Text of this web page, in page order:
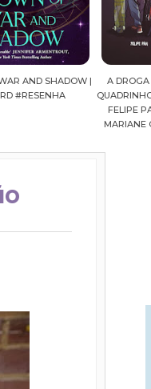
AND SHADOW |
A DROGA DA
QUADRINHOS
FELIPE PAN,
MARIANE